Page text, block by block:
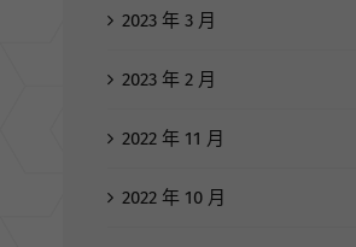
2023 年 3 月
2023 年 2 月
2022 年 11 月
2022 年 10 月